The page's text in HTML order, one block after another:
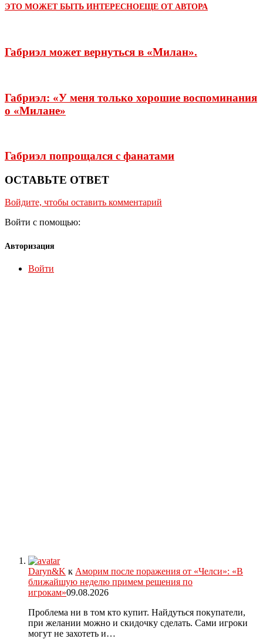
ЭТО МОЖЕТ БЫТЬ ИНТЕРЕСНОЕЩЕ ОТ АВТОРА
Габриэл может вернуться в «Милан».
Габриэл: «У меня только хорошие воспоминания
о «Милане»
Габриэл попрощался с фанатами
ОСТАВЬТЕ ОТВЕТ
Войдите, чтобы оставить комментарий
Войти с помощью:
Авторизация
Войти
Daryn&K к Аморим после поражения от «Челси»: «В
ближайшую неделю примем решения по
игрокам»09.08.2026
Проблема ни в том кто купит. Найдуться покупатели,
при желании можно и скидочку сделать. Сами игроки
могут не захотеть и…